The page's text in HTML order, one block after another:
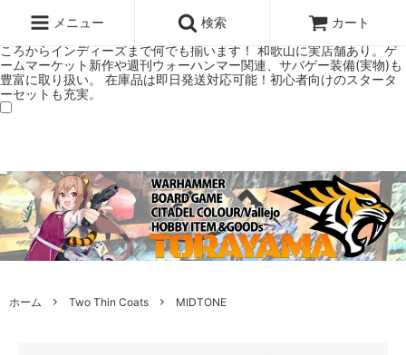
ミアムショップTORAYAMA。通販・オンラインショップです！ ウォー
ハンマーとボードゲームのことなら当店へ！ボードゲームもメジャーど
ころからインディーズまで何でも揃います！ 和歌山に実店舗あり。ゲ
ームマーケット新作や週刊ウォーハンマー関連、サバゲー装備(実物)も
豊富に取り扱い。 在庫品は即日発送対応可能！初心者向けのスタータ
ーセットも充実。
メニュー 検索 カート
ホーム Two Thin Coats MIDTONE